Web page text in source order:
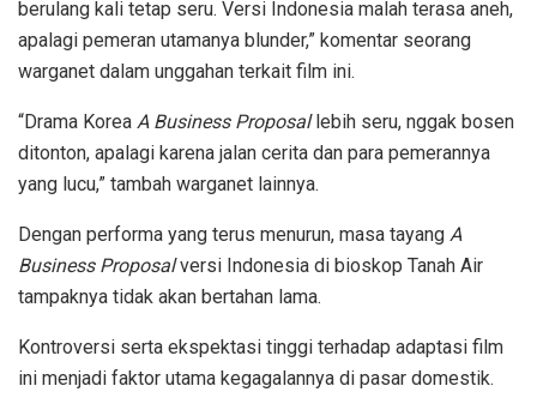
berulang kali tetap seru. Versi Indonesia malah terasa aneh,
apalagi pemeran utamanya blunder,” komentar seorang
warganet dalam unggahan terkait film ini.
“Drama Korea A Business Proposallebih seru, nggak bosen
ditonton, apalagi karena jalan cerita dan para pemerannya
yang lucu,” tambah warganet lainnya.
Dengan performa yang terus menurun, masa tayang A
Business Proposalversi Indonesia di bioskop Tanah Air
tampaknya tidak akan bertahan lama.
Kontroversi serta ekspektasi tinggi terhadap adaptasi film
ini menjadi faktor utama kegagalannya di pasar domestik.